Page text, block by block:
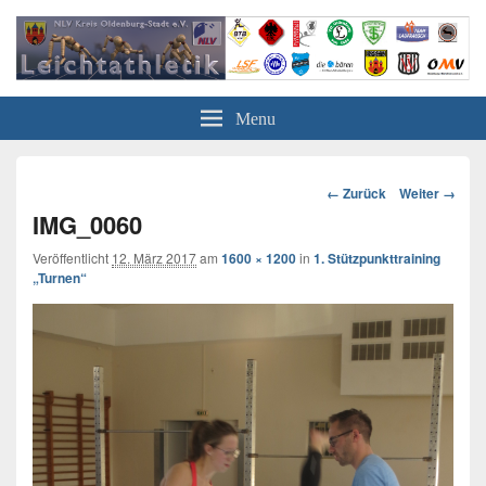
Leichtathletik in Oldenburg
NLV-Kreis Oldenburg-Stadt e.V.
Menu
Bild-
← Zurück Weiter →
IMG_0060
Veröffentlicht 12. März 2017am 1600 × 1200in 1. Stützpunkttraining
„Turnen“